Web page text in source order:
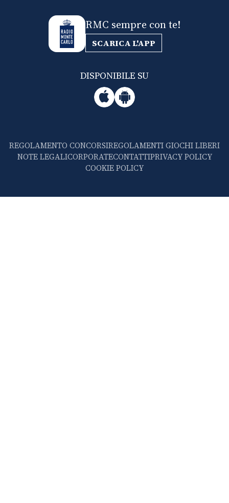
RMC sempre con te!
SCARICA L'APP
DISPONIBILE SU
REGOLAMENTO CONCORSIREGOLAMENTI GIOCHI LIBERI
NOTE LEGALICORPORATECONTATTIPRIVACY POLICY
COOKIE POLICY